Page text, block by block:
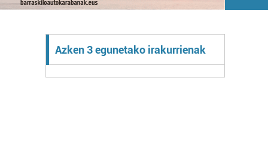
Azken 3 egunetako irakurrienak